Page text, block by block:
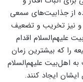
از جذابیت‌های سمعی
و نیز تخریب و تضعیف
اقدام
را که بیشترین زمان
اهل‌بیت علیهم‌السلام
ایجاد کنند.